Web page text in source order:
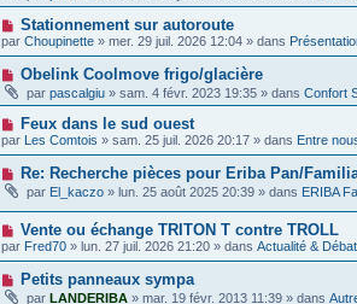
s
a
g
e
u
m
e
s
s
a
g
e
v
e
a
u
m
e
s
s
a
g
e
N
o
u
e
a
u
m
e
s
s
a
g
e
Stationnement sur autoroute
par Choupinette » mer. 29 juil. 2026 12:04 » dans
N
u
v
e
a
u
m
e
s
s
a
g
e
Obelink Coolmove frigo/glacière
par pascalgiu » sam. 4 févr. 2023 19:35 » dans Confort
N
o
u
v
e
a
m
s
s
g
Feux dans le sud ouest
par Les Comtois » sam. 25 juil. 2026 20:17 » dans Entre
N
u
v
e
a
m
e
s
Re: Recherche pièces pour Eriba Pan/
par El_kaczo » lun. 25 août 2025 20:39 » dans ERIBA
N
o
u
v
e
a
Vente ou échange TRITON T contre TROLL
par Fred70 » lun. 27 juil. 2026 21:20 » dans Actualité &
NPetits panneaux sympa
par LANDERIBA » mar. 19 févr. 2013 11:39 » dans